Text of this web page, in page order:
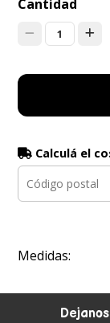
Cantidad
1
Calculá el
Medidas: